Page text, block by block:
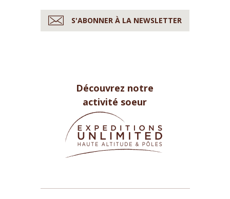
S'ABONNER À LA NEWSLETTER
Découvrez notre
activité soeur